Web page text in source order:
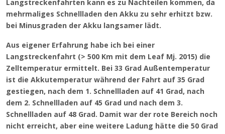
Langstreckenfahrten kann es zu Nachteilen kommen, da
mehrmaliges Schnellladen den Akku zu sehr erhitzt bzw.
bei Minusgraden der Akku langsamer lädt.
Aus eigener Erfahrung habe ich bei einer
Langstreckenfahrt (> 500 Km mit dem Leaf Mj. 2015) die
Zelltemperatur ermittelt. Bei 33 Grad Außentemperatur
ist die Akkutemperatur während der Fahrt auf 35 Grad
gestiegen, nach dem 1. Schnellladen auf 41 Grad, nach
dem 2. Schnellladen auf 45 Grad und nach dem 3.
Schnellladen auf 48 Grad. Damit war der rote Bereich noch
nicht erreicht, aber eine weitere Ladung hätte die 50 Grad